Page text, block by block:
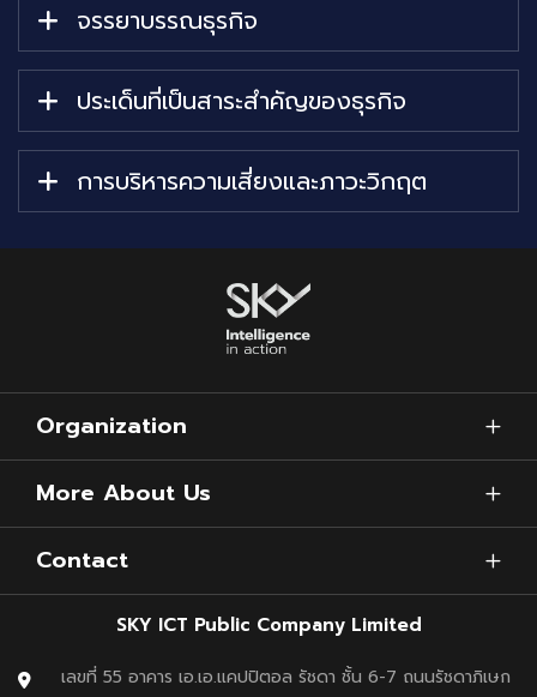
จรรยาบรรณธุรกิจ
ประเด็นที่เป็นสาระสำคัญของธุรกิจ
การบริหารความเสี่ยงและภาวะวิกฤต
Organization
More About Us
Contact
SKY ICT Public Company Limited
เลขที่ 55 อาคาร เอ.เอ.แคปปิตอล รัชดา ชั้น 6-7 ถนนรัชดาภิเษก